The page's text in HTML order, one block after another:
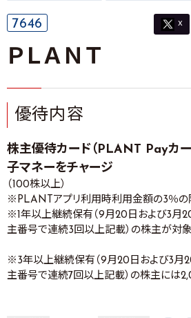
7646 X
ＰＬＡＮＴ
優待内容
株主優待カード（PLANT Payカ
子マネーをチャージ
（100株以上）
※PLANTアプリ利用時利用金額の3％の
※1年以上継続保有（9月20日および3月
主番号で連続3回以上記載）の株主が対象
※3年以上継続保有（9月20日および3月
主番号で連続7回以上記載）の株主には